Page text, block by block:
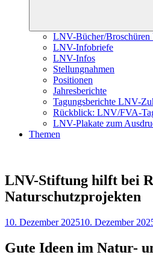
LNV-Bücher/Broschüren
LNV-Infobriefe
LNV-Infos
Stellungnahmen
Positionen
Jahresberichte
Tagungsberichte LNV-
Rückblick: LNV/FVA-
LNV-Plakate zum
Themen
LNV-Stiftung hilft bei
Naturschutzprojekten
10. Dezember 202510. Dezember
Gute Ideen im Natur-